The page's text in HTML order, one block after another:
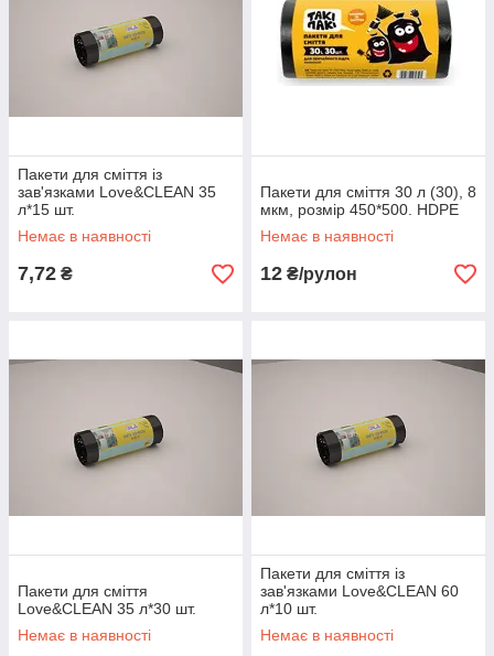
Пакети для сміття із
зав'язками Love&CLEAN 35
л*15 шт.
Немає в наявності
7,72 ₴
Пакети для сміття 30 л (30), 8
мкм, розмір 450*500. HDPE
Немає в наявності
12 ₴/рулон
Пакети для сміття
Love&CLEAN 35 л*30 шт.
Немає в наявності
Пакети для сміття із
зав'язками Love&CLEAN 60
л*10 шт.
Немає в наявності